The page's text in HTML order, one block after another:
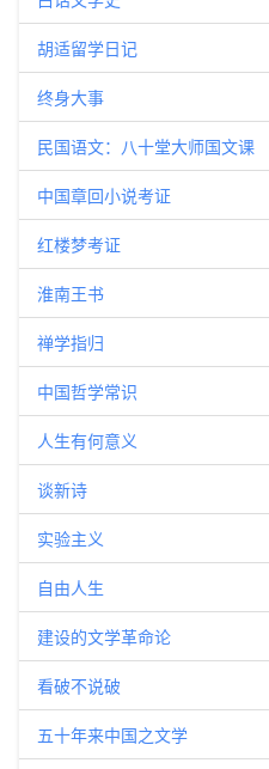
胡适留学日记
终身大事
民国语文：八十堂大师国文课
中国章回小说考证
红楼梦考证
淮南王书
禅学指归
中国哲学常识
人生有何意义
谈新诗
实验主义
自由人生
建设的文学革命论
看破不说破
五十年来中国之文学